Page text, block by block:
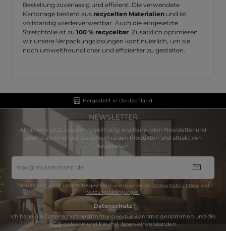
Bestellung zuverlässig und effizient. Die verwendete
Kartonage besteht aus recycelten Materialien und ist
vollständig wiederverwertbar. Auch die eingesetzte
Stretchfolie ist zu 100 % recycelbar . Zusätzlich optimieren
wir unsere Verpackungslösungen kontinuierlich, um sie
noch umweltfreundlicher und effizienter zu gestalten.
Hergestellt in Deutschland
NEWSLETTER
Abonniere jetzt unseren regelmäßig erscheinenden Newsletter und
erfahre als einer der Ersten von neuen Produkten und attraktiven
Angeboten.
Mail-
Adresse
Diese Seite ist durch reCAPTCHA geschützt und es gelten die Datenschutzrichtlinieund
Nutzungsbedingungen.
Datenschutz
Ich habe die Datenschutzbestimmungenzur Kenntnis genommen und die
AGBgelesen und bin mit ihnen einverstanden.